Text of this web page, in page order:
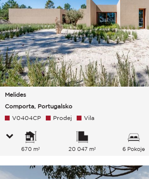
Melides
Comporta, Portugalsko
V0404CP Prodej Vila
670 m² 20 047 m² 6 Pokoje